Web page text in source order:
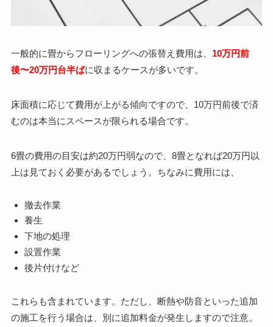
一般的に畳からフローリングへの張替え費用は、 10万円前
後〜20万円台半ばに収まるケースが多いです。
床面積に応じて費用が上がる傾向ですので、10万円前後で済
むのは本当にスペースが限られる場合です。
6畳の費用の目安は約20万円弱なので、8畳となれば20万円以
上は見ておく必要があるでしょう。ちなみに費用には、
撤去作業
養生
下地の処理
設置作業
後片付けなど
これらも含まれています。ただし、断熱や防音といった追加
の施工を行う場合は、別に追加料金が発生しますので注意。